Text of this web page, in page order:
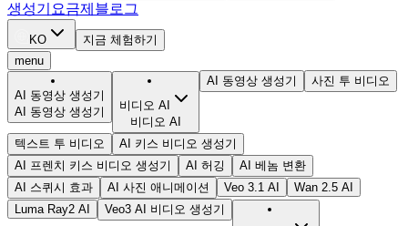
생성기 요금제 블로그
KO
지금 체험하기
menu
AI 동영상 생성기
AI 동영상 생성기
비디오 AI
비디오 AI
AI 동영상 생성기 사진 투 비디오
텍스트 투 비디오
AI 키스 비디오 생성기
AI 프렌치 키스 비디오 생성기
AI 허깅
AI 베놈 변환
AI 스퀴시 효과
AI 사진 애니메이션 Veo 3.1 AI
Wan 2.5 AI
Luma Ray2 AI
Veo3 AI 비디오 생성기